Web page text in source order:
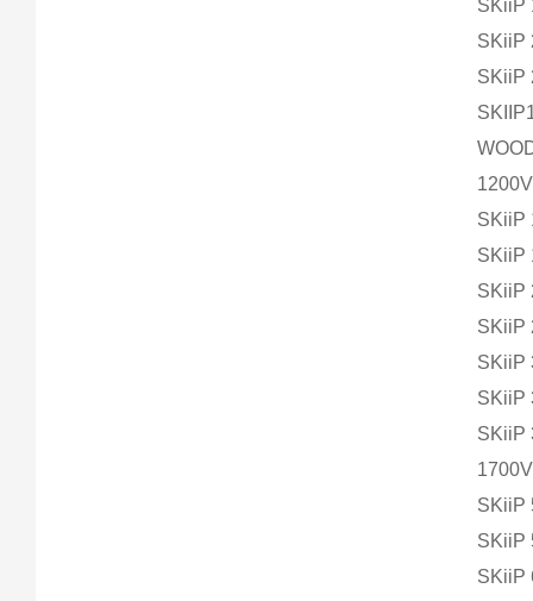
SKiiP
SKiiP
SKiiP
SKiiP
SKiiP
SKiiP
SKiiP
SKiiP
SKiiP
SKiiP
SKiiP
SKiiP
SKiiP